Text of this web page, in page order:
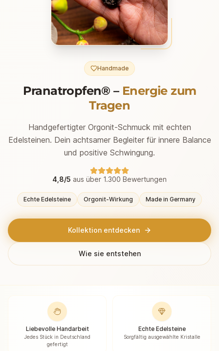
Handmade
Pranatropfen® – Energie zum
Tragen
Handgefertigter Orgonit-Schmuck mit echten
Edelsteinen. Dein achtsamer Begleiter für innere Balance
und positive Schwingung.
4,8/5 aus über 1.300 Bewertungen
Echte Edelsteine Orgonit-Wirkung Made in Germany
Kollektion entdecken
Wie sie entstehen
Liebevolle Handarbeit
Jedes Stück in Deutschland
gefertigt
Echte Edelsteine
Sorgfältig ausgewählte Kristalle